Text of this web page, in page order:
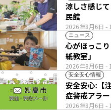
2026年8月6日 -
涼しさ感じ
民館
ニュース
2026年8月6日 -
心がほっこ
紙教室」
安全安心情報
2026年8月6日 -
安全安心:【
症警戒アラー